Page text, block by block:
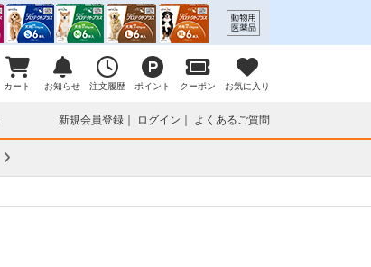
カート お知らせ 注文履歴 ポイント クーポン お気に入り
新規会員登録 ログイン よくあるご質問